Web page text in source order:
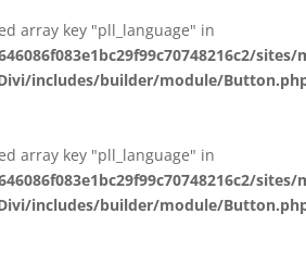
array key "pll_language" in
includes/builder/module/
array key "pll_language" in
includes/builder/module/